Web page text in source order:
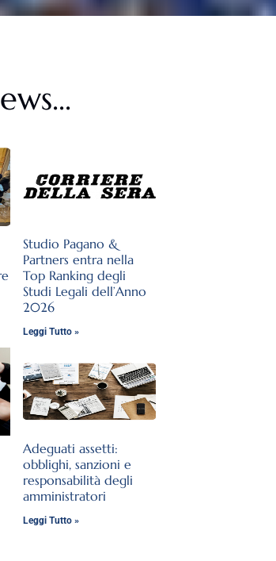
Studio Pagano &
Partners entra nella
Top Ranking degli
Studi Legali dell’Anno
2026
Leggi Tutto »
Adeguati assetti:
obblighi, sanzioni e
responsabilità degli
amministratori
Leggi Tutto »